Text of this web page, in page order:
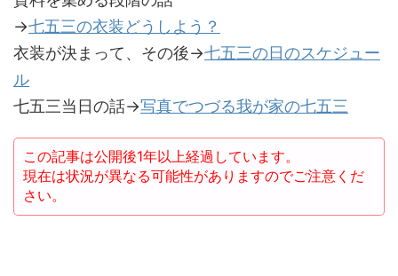
→七五三の衣装どうしよう？
衣装が決まって、その後→七五三の日のスケジュー
ル
七五三当日の話→写真でつづる我が家の七五三
この記事は公開後1年以上経過しています。
現在は状況が異なる可能性がありますのでご注意くだ
さい。